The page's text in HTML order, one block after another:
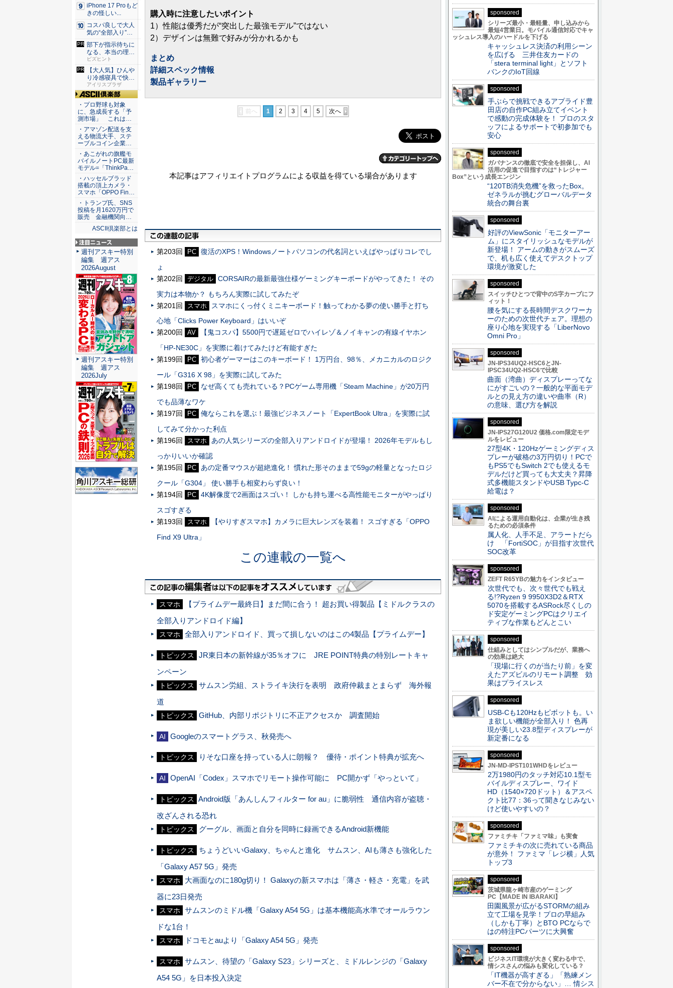
購入時に注意したいポイント
1）性能は優秀だが“突出した最強モデル”ではない
2）デザインは無難で好みが分かれるかも
まとめ
詳細スペック情報
製品ギャラリー
前へ 1 2 3 4 5 次へ
本記事はアフィリエイトプログラムによる収益を得ている場合があります
第203回 PC 復活のXPS！Windowsノートパソコンの代名詞といえばやっぱりコレでし
ょ
第202回
デジタル CORSAIRの最新最強仕様ゲーミングキーボードがやってきた！ その
実力は本物か？ もちろん実際に試してみたぞ
第201回
スマホ
スマホにくっ付くミニキーボード！触ってわかる夢の使い勝手と打ち
心地「Clicks Power Keyboard」はいいぞ
第200回
AV
【鬼コスパ】5500円で遅延ゼロでハイレゾ＆ノイキャンの有線イヤホン
「HP-NE30C」を実際に着けてみたけど有能すぎた
第199回
PC 初心者ゲーマーはこのキーボード！ 1万円台、98％、メカニカルのロジク
ール「G316 X 98」を実際に試してみた
第198回
PC
なぜ高くても売れている？PCゲーム専用機「Steam Machine」が20万円
でも品薄なワケ
第197回
PC 俺ならこれを選ぶ！最強ビジネスノート「ExpertBook Ultra」を実際に試
してみて分かった利点
第196回
スマホ
あの人気シリーズの全部入りアンドロイドが登場！ 2026年モデルもし
っかりいいか確認
第195回
PC
あの定番マウスが超絶進化！ 慣れた形そのままで59gの軽量となったロジ
クール「G304」 使い勝手も相変わらず良い！
第194回
PC 4K解像度で2画面はスゴい！ しかも持ち運べる高性能モニターがやっぱり
スゴすぎる
第193回
スマホ
【やりすぎスマホ】カメラに巨大レンズを装着！ スゴすぎる「OPPO
Find X9 Ultra」
この連載の一覧へ
スマホ
【プライムデー最終日】まだ間に合う！ 超お買い得製品【ミドルクラスの
全部入りアンドロイド編】
スマホ 全部入りアンドロイド、買って損しないのはこの4製品【プライムデー】
トピックス
JR東日本の新幹線が35％オフに JRE POINT特典の特別レートキャ
ンペーン
トピックス
サムスン労組、ストライキ決行を表明 政府仲裁まとまらず 海外報
道
トピックス GitHub、内部リポジトリに不正アクセスか 調査開始
AI Googleのスマートグラス、秋発売へ
トピックス りそな口座を持っている人に朗報？ 優待・ポイント特典が拡充へ
AI OpenAI「Codex」スマホでリモート操作可能に PC開かず「やっといて」
トピックス
Android版「あんしんフィルター for au」に脆弱性 通信内容が盗聴・
改ざんされる恐れ
トピックス グーグル、画面と自分を同時に録画できるAndroid新機能
トピックス
ちょうどいいGalaxy、ちゃんと進化 サムスン、AIも薄さも強化した
「Galaxy A57 5G」発売
スマホ
大画面なのに180g切り！ Galaxyの新スマホは「薄さ・軽さ・充電」を武
器に23日発売
スマホ
サムスンのミドル機「Galaxy A54 5G」は基本機能高水準でオールラウン
ドな1台！
スマホ ドコモとauより「Galaxy A54 5G」発売
スマホ
サムスン、待望の「Galaxy S23」シリーズと、ミドルレンジの「Galaxy
A54 5G」を日本投入決定
iPhone 17 Proもど
きの怪しい...
コスパ良しで大人
気の“全部入り”の
アンド...
部下が指示待ちに
なる、本当の理
由。23年...
ビズヒント
【大人気】ひんや
り冷感寝具で快適
な睡眠を...
アイリスプラザ
ASCII倶楽部
・プロ野球も対象
に、急成長する「予
測市場」 これは…
・アマゾン配送を支
える物流大手、ステ
ーブルコイン企業…
・あこがれの旗艦モ
バイルノートPC最新
モデル=「ThinkPa…
・ハッセルブラッド
搭載の頂上カメラ・
スマホ「OPPO Fin…
・トランプ氏、SNS
投稿を月1620万円で
販売 金融機関向…
ASCII倶楽部とは
注目ニュース
週刊アスキー特別
編集 週アス
2026August
週刊アスキー特別
編集 週アス
2026July
sponsored
シリーズ最小・最軽量、申し込みから
最短4営業日。モバイル通信対応でキャ
ッシュレス導入のハードルを下げる
キャッシュレス決済の利用シーン
を広げる 三井住友カードの
「stera terminal light」とソフト
バンクのIoT回線
sponsored
手ぶらで挑戦できるアプライド豊
田店の自作PC組み立てイベント
で感動の完成体験を！ プロのスタ
ッフによるサポートで初参加でも
安心
sponsored
ガバナンスの徹底で安全を担保し、AI
活用の促進で目指すのは“トレジャー
Box”という成長エンジン
“120TB消失危機”を救ったBox。
ゼネラルが挑むグローバルデータ
統合の舞台裏
sponsored
好評のViewSonic「モニターアー
ム」にスタイリッシュなモデルが
新登場！ アームの動きがスムーズ
で、机も広く使えてデスクトップ
環境が激変した
sponsored
スイッチひとつで背中のS字カーブにフ
ィット！
腰を気にする長時間デスクワーカ
ーのための次世代チェア。理想の
座り心地を実現する「LiberNovo
Omni Pro」
sponsored
JN-IPS34UQ2-HSC6とJN-
IPSC34UQ2-HSC6で比較
曲面（湾曲）ディスプレーってな
にがすごいの？一般的な平面モデ
ルとの見え方の違いや曲率（R）
の意味、選び方を解説
sponsored
JN-IPS27G120U2 価格.com限定モデ
ルをレビュー
27型4K・120Hzゲーミングディス
プレーが破格の3万円切り！PCで
もPS5でもSwitch 2でも使えるモ
デルだけど買っても大丈夫？昇降
式多機能スタンドやUSB Typc-C
給電は？
sponsored
AIによる運用自動化は、企業が生き残
るための必須条件
属人化、人手不足、アラートだら
け 「FortiSOC」が目指す次世代
SOC改革
sponsored
ZEFT R65YBの魅力をインタビュー
次世代でも、次々世代でも戦え
る!?Ryzen 9 9950X3D2＆RTX
5070を搭載するASRock尽くしの
ド安定ゲーミングPCはクリエイ
ティブな作業もどんとこい
sponsored
仕組みとしてはシンプルだが、業務へ
の効果は絶大
「現場に行くのが当たり前」を変
えたアズビルのリモート調整 効
果はプライスレス
sponsored
USB-Cも120Hzもピボットも。い
ま欲しい機能が全部入り！ 色再
現が美しい23.8型ディスプレーが
新定番になる
sponsored
JN-MD-IPST101WHDをレビュー
2万1980円のタッチ対応10.1型モ
バイルディスプレー、ワイド
HD（1540×720ドット）＆アスペ
クト比77：36って聞きなじみない
けど使いやすいの？
sponsored
ファミチキ「ファミマ味」も実食
ファミチキの次に売れている商品
が意外！ ファミマ「レジ横」人気
トップ3
sponsored
茨城県龍ヶ崎市産のゲーミング
PC【MADE IN IBARAKI】
田園風景が広がるSTORMの組み
立て工場を見学！プロの早組み
（しかも丁寧）とBTO PCならで
はの特注PCパーツに大興奮
sponsored
ビジネスIT環境が大きく変わる中で、
情シスさんの悩みも変化している？
「IT機器が高すぎる」「熟練メン
バー不在で分からない」… 情シス